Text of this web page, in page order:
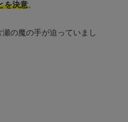
を決意。
の魔の手が迫っていまし